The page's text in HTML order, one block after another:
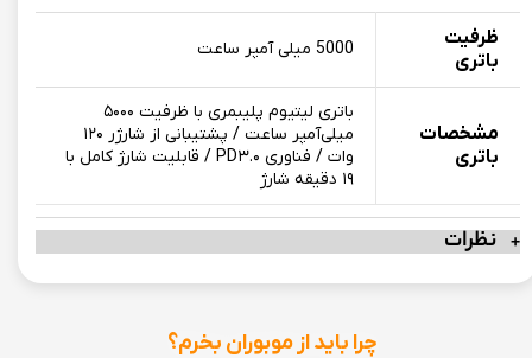
ظرفیت
باتری
5000 میلی آمپر ساعت
مشخصات
باتری
باتری لیتیوم پلیبمری با ظرفیت ۵۰۰۰
میلی‌آمپر ساعت / پشتیبانی از شارژر ۱۲۰
وات / فناوری PD۳.۰ / قابلیت شارژ کامل با
۱۹ دقیقه شارژ
نظرات
چرا باید از موبوران بخرم؟